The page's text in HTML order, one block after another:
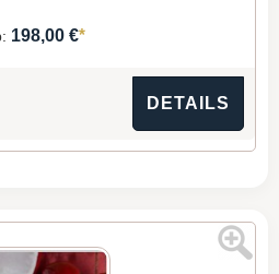
198,00 €*
DETAILS